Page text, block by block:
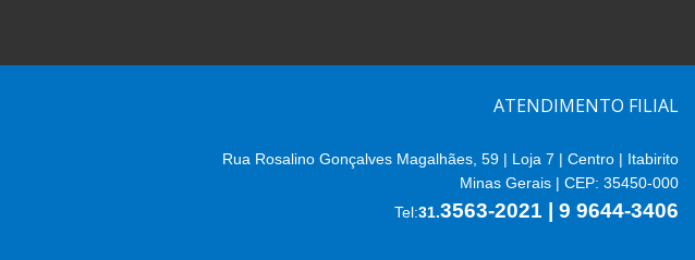
ATENDIMENTO FILIAL
Rua Rosalino Gonçalves Magalhães, 59 | Loja 7 | Centro | Itabirito
Minas Gerais | CEP: 35450-000
Tel:31.3563-2021 | 9 9644-3406